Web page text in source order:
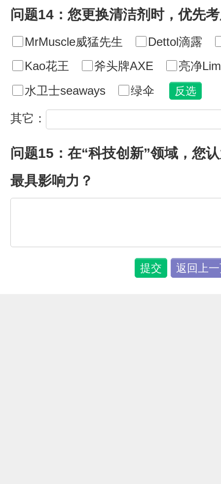
问题14：您更换清洁剂时，优先
MrMuscle威猛先生
Dettol滴露
Kao花王
斧头牌AXE
亮净
水卫士seaways
绿伞
其它：
问题15：在“科技创新”领域，您
最具影响力？